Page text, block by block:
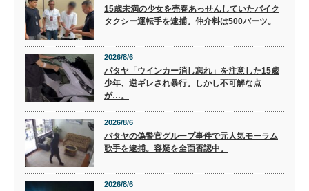
15歳未満の少女を売春あっせんしていたバイク
タクシー運転手を逮捕。仲介料は500バーツ。
2026/8/6
パタヤ「ウインカー消し忘れ」を注意した15歳
少年、逆ギレされ暴行。しかし不可解な点
が…。
2026/8/6
パタヤの偽警官グループ事件で元人気モーラム
歌手を逮捕。容疑を全面否認中。
2026/8/6